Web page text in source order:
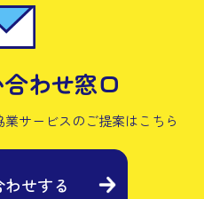
わせ窓口
業サービスのご提案はこちら
せする